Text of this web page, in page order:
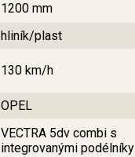
1200 mm
hliník/plast
130 km/h
OPEL
VECTRA 5dv combi s
integrovanými podélníky